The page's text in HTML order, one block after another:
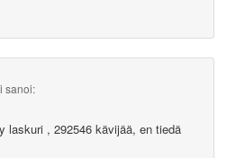
sanoi:
laskuri , 292546 kävijää, en tiedä